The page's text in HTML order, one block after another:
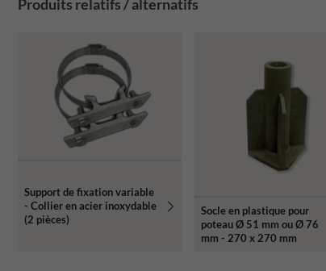
Produits relatifs / alternatifs
Support de fixation variable
- Collier en acier inoxydable
(2 pièces)
Socle en plastique pour
poteau Ø 51 mm ou Ø 76
mm - 270 x 270 mm